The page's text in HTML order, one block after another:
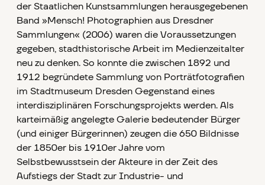
der Staatlichen Kunstsammlungen herausgegebenen
Band »Mensch! Photographien aus Dresdner
Sammlungen« (2006) waren die Voraussetzungen
gegeben, stadthistorische Arbeit im Medienzeitalter
neu zu denken. So konnte die zwischen 1892 und
1912 begründete Sammlung von Porträtfotografien
im Stadtmuseum Dresden Gegenstand eines
interdisziplinären Forschungsprojekts werden. Als
karteimäßig angelegte Galerie bedeutender Bürger
(und einiger Bürgerinnen) zeugen die 650 Bildnisse
der 1850er bis 1910er Jahre vom
Selbstbewusstsein der Akteure in der Zeit des
Aufstiegs der Stadt zur Industrie- und